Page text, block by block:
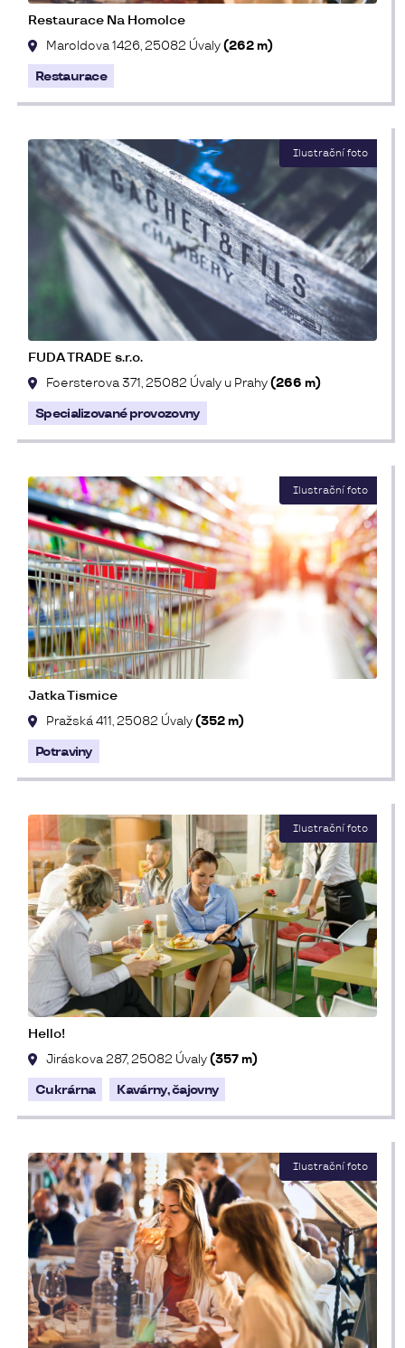
Restaurace Na Homolce
Maroldova 1426, 25082 Úvaly(262 m)
Restaurace
FUDA TRADE s.r.o.
Foersterova 371, 25082 Úvaly u Prahy(266 m)
Specializované provozovny
Jatka Tismice
Pražská 411, 25082 Úvaly(352 m)
Potraviny
Hello!
Jiráskova 287, 25082 Úvaly(357 m)
Cukrárna Kavárny, čajovny